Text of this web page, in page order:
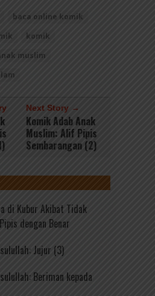
baca online komik
komik
muslim
Next Story →
Komik Adab Anak
Muslim: Alif Pipis
Sembarangan (2)
di Kubur Akibat Tidak
dengan Benar
Jujur (3)
Beriman kepada